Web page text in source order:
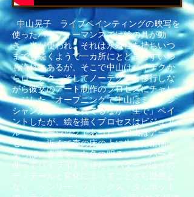
中山晃子 ライブペインティングの映写を
使ったパーフォーマンスでは絵の具が動
き、光が使われ、それは永続性を持ちいつ
までも続くようで一カ所にとどまらずいつ
も流れにあるが、そこで中山はハイテクか
らローテク、そしてノーテクへと移行しな
がら彼女のアート制作のプロセスにチャレ
ンジした。オープニングで中山はミュージ
シャンがジャズを奏でるなか「生で」ペイ
ントしたが、絵を描くプロセスはビジュア
ル・ミュージックであった。中山はアート
センター近くで森の床の上に生きた植物、
葉っぱ、青葉を、白色の明るいペーパーを
使ってハイライトさせた。パターンはその
ディテールと変化によってことさら歴然と
なり、ヘンリー・フォックス・タルボット